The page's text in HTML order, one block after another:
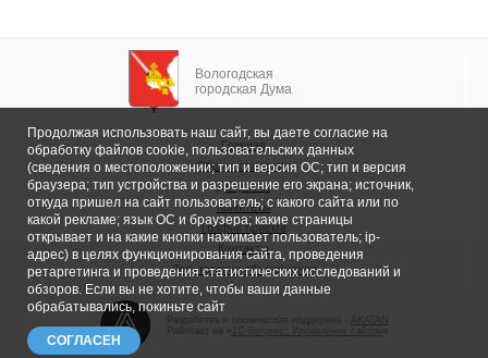
Вологодская
городская Дума
Главная
Общие сведения
Депутаты
Комитеты
График приема
Контакты
Депутатские объединения
1С-Битрикс: Управление сайтом
Продолжая использовать наш сайт, вы даете согласие на
обработку файлов cookie, пользовательских данных
(сведения о местоположении; тип и версия ОС; тип и версия
браузера; тип устройства и разрешение его экрана; источник,
откуда пришел на сайт пользователь; с какого сайта или по
какой рекламе; язык ОС и браузера; какие страницы
открывает и на какие кнопки нажимает пользователь; ip-
адрес) в целях функционирования сайта, проведения
ретаргетинга и проведения статистических исследований и
обзоров. Если вы не хотите, чтобы ваши данные
обрабатывались, покиньте сайт
СОГЛАСЕН